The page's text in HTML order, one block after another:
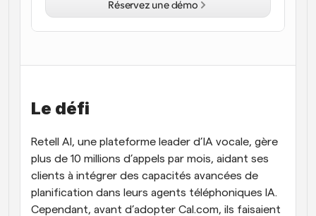
Blog
Rencontrez des clients en quelques minutes
Liens de groupe dynamique
Réservez facilement des réunions avec plusieurs
personnes
Le défi
Retell AI, une plateforme leader d’IA vocale, gère
plus de 10 millions d’appels par mois, aidant ses
clients à intégrer des capacités avancées de
planification dans leurs agents téléphoniques IA.
Cependant, avant d’adopter Cal.com, ils faisaient
Réservez une démo